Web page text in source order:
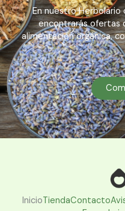
En nuestro
encontrarás ofertas
alimentación orgánica,
InicioTiendaContacto